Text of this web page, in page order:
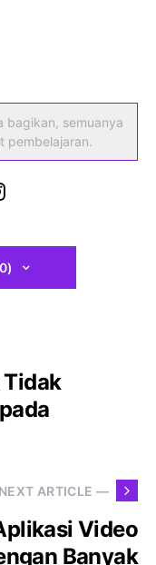
bagikan, semuanya
pembelajaran.
NEXT ARTICLE —
Video
Banyak